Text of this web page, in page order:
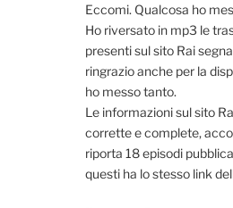
Eccomi. Qualcosa ho
Ho riversato in mp3 le
presenti sul sito Rai
ringrazio anche per la
ho messo tanto.
Le informazioni sul sito
corrette e complete,
riporta 18 episodi
questi ha lo stesso link